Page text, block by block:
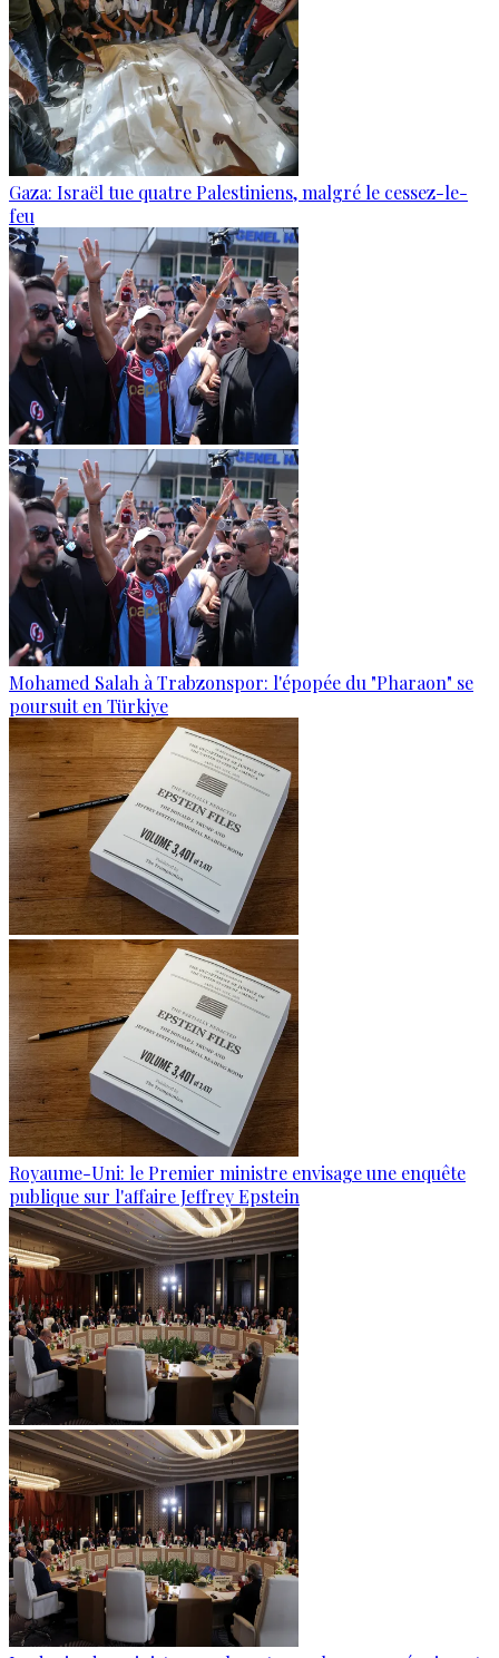
Gaza: Israël tue quatre Palestiniens, malgré le cessez-le-
feu
Mohamed Salah à Trabzonspor: l'épopée du "Pharaon" se
poursuit en Türkiye
Royaume-Uni: le Premier ministre envisage une enquête
publique sur l'affaire Jeffrey Epstein